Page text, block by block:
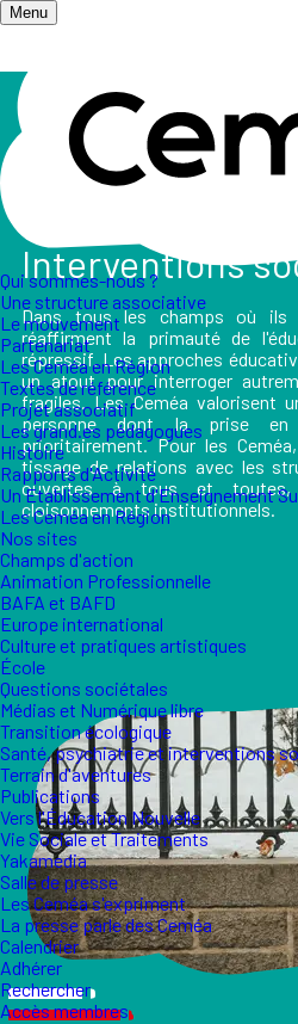
Menu
Qui sommes-nous ?
Une structure associative
Le mouvement
Partenariat
Les Ceméa en Région
Textes de référence
Projet associatif
Les grand.es pédagogues
Histoire
Rapports d'Activité
Un Etablissement d'Enseignement
Les Ceméa en Région
Nos sites
Champs d'action
Animation Professionnelle
BAFA et BAFD
Europe international
Culture et pratiques artistiques
École
Questions sociétales
Médias et Numérique libre
Transition écologique
Santé, psychiatrie et interventions
Terrain d'aventures
Publications
Vers l'Éducation Nouvelle
Vie Sociale et Traitements
Yakamedia
Salle de presse
Les Ceméa s'expriment
La presse parle des Ceméa
Calendrier
Adhérer
Rechercher
Accès membres
Accueil/
Les champs d'action
Santé, psychiatrie et
Interventions
Dans tous les champs où ils
réaffirment la primauté de
répressif. Les approches
un atout pour interroger
fragiles. Les Ceméa valorisent
personne dont la prise en
prioritairement. Pour les
tissage de relations avec les
ouvertes à tous et
cloisonnements institutionnels.